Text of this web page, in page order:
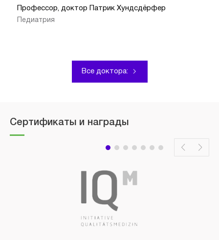
Профессор, доктор Патрик Хундсдёрфер
Педиатрия
Все доктора:
Сертификаты и награды